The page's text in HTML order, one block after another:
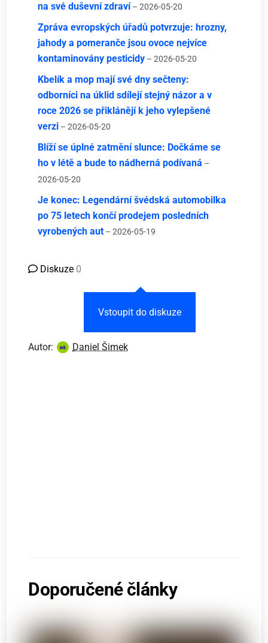
na své duševní zdraví – 2026-05-20
Zpráva evropských úřadů potvrzuje: hrozny,
jahody a pomeranče jsou ovoce nejvíce
kontaminovány pesticidy – 2026-05-20
Kbelík a mop mají své dny sečteny:
odborníci na úklid sdílejí stejný názor a v
roce 2026 se přiklánějí k jeho vylepšené
verzi – 2026-05-20
Blíží se úplné zatmění slunce: Dočkáme se
ho v létě a bude to nádherná podívaná –
2026-05-20
Je konec: Legendární švédská automobilka
po 75 letech končí prodejem posledních
vyrobených aut – 2026-05-19
Diskuze 0
Vstoupit do diskuze
Autor: Daniel Šimek
Doporučené články